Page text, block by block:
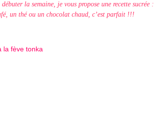
la semaine, je vous propose une recette sucrée :
un thé ou un chocolat chaud, c’est parfait !!!